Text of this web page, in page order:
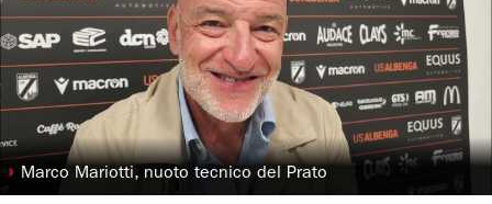
◗ Marco Mariotti, nuoto tecnico del Prato